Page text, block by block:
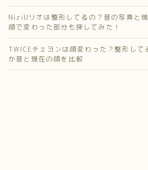
NiziUリオは整形してるの？昔の写真と
顔で変わった部分も探してみた！
TWICEチェヨンは顔変わった？整形して
か昔と現在の顔を比較